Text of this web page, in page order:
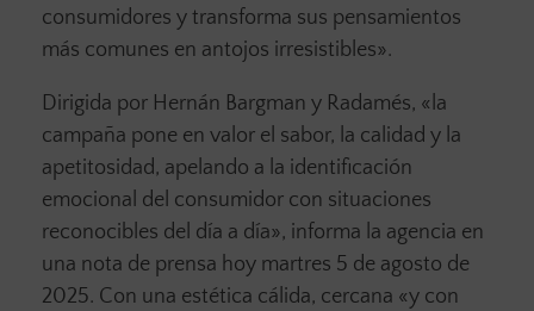
consumidores y transforma sus pensamientos
más comunes en antojos irresistibles».
Dirigida por Hernán Bargman y Radamés, «la
campaña pone en valor el sabor, la calidad y la
apetitosidad, apelando a la identificación
emocional del consumidor con situaciones
reconocibles del día a día», informa la agencia en
una nota de prensa hoy martres 5 de agosto de
2025. Con una estética cálida, cercana «y con